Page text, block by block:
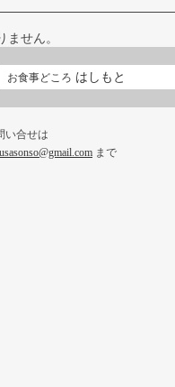
せん。
お食事どころ はしもと
い合せは
まで